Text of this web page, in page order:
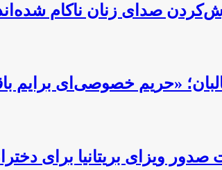
صدای زنان ناکام
«حریم خصوصی‌ای برایم
ویزای بریتانیا برای